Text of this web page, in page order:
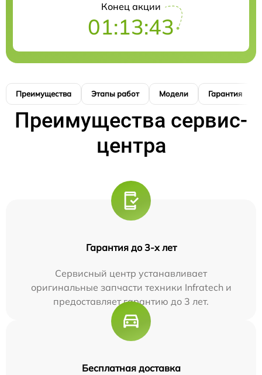
Конец акции
01:13:42
Преимущества Этапы работ Модели Гарантия
Преимущества сервис-
центра
Гарантия до 3-х лет
Сервисный центр устанавливает
оригинальные запчасти техники Infratech и
предоставляет гарантию до 3 лет.
Бесплатная доставка